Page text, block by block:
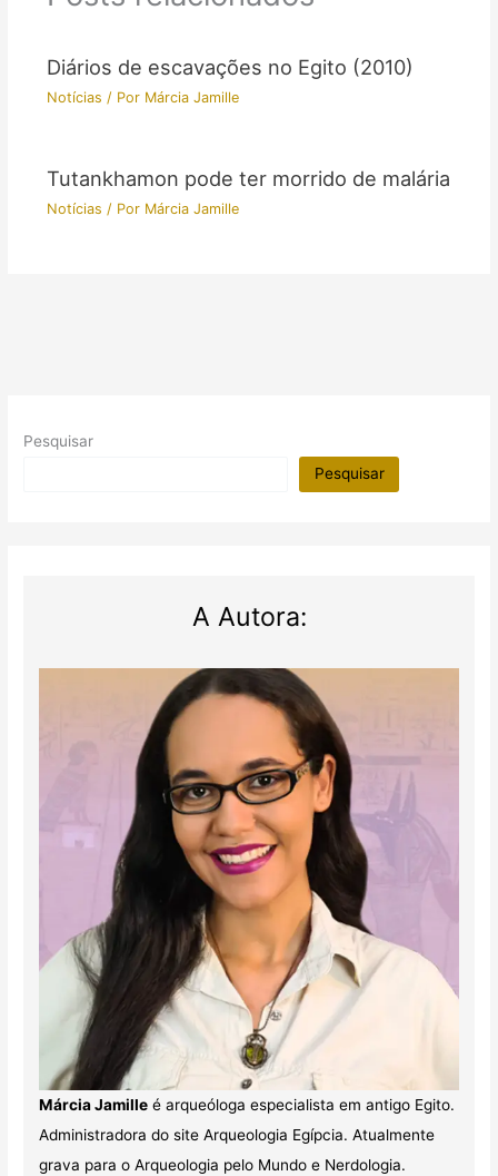
Diários de escavações no Egito (2010)
Notícias / Por Márcia Jamille
Tutankhamon pode ter morrido de malária
Notícias / Por Márcia Jamille
Pesquisar
Pesquisar
A Autora:
Márcia Jamilleé arqueóloga especialista em antigo Egito.
Administradora do site Arqueologia Egípcia. Atualmente
grava para o Arqueologia pelo Mundo e Nerdologia.